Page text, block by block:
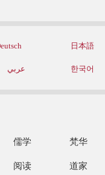
日本語
عربي 한국어
儒学 梵华
阅读 道家